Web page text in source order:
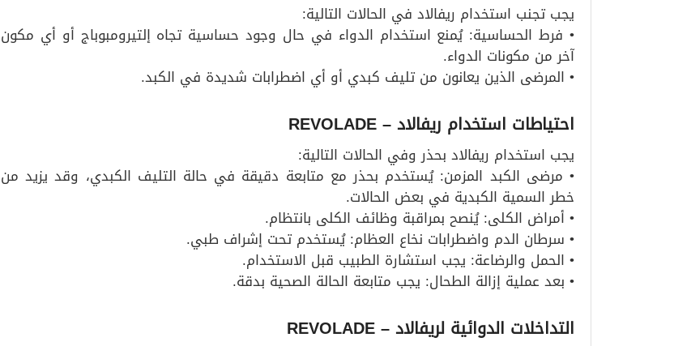
يجب تجنب استخدام ريفالاد في الحالات التالية:
• فرط الحساسية: يُمنع استخدام الدواء في حال وجود حساسية تجاه إلتيرومبوباج أو أي مكون
آخر من مكونات الدواء.
• المرضى الذين يعانون من تليف كبدي أو أي اضطرابات شديدة في الكبد.
احتياطات استخدام ريفالاد – REVOLADE
يجب استخدام ريفالاد بحذر وفي الحالات التالية:
• مرضى الكبد المزمن: يُستخدم بحذر مع متابعة دقيقة في حالة التليف الكبدي، وقد يزيد من
خطر السمية الكبدية في بعض الحالات.
• أمراض الكلى: يُنصح بمراقبة وظائف الكلى بانتظام.
• سرطان الدم واضطرابات نخاع العظام: يُستخدم تحت إشراف طبي.
• الحمل والرضاعة: يجب استشارة الطبيب قبل الاستخدام.
• بعد عملية إزالة الطحال: يجب متابعة الحالة الصحية بدقة.
التداخلات الدوائية لريفالاد – REVOLADE